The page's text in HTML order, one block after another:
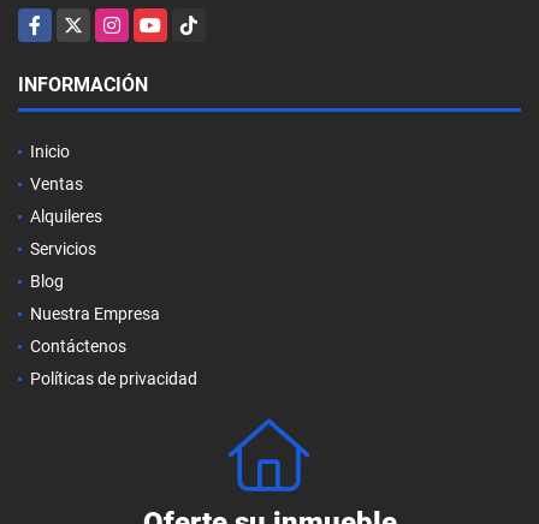
Facebook
X InstagramYouTubeTikTok
INFORMACIÓN
Inicio
Ventas
Alquileres
Servicios
Blog
Nuestra Empresa
Contáctenos
Políticas de privacidad